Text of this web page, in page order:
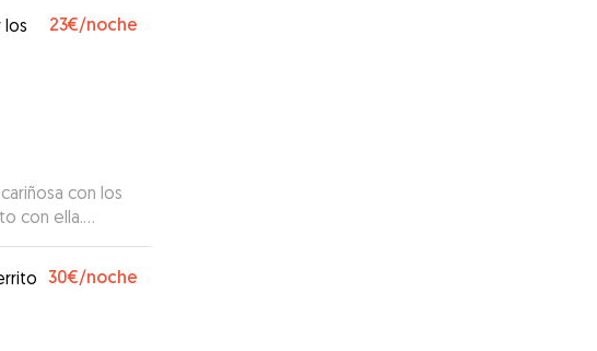
”
los
23€/noche
con los
con ella.
30€/noche